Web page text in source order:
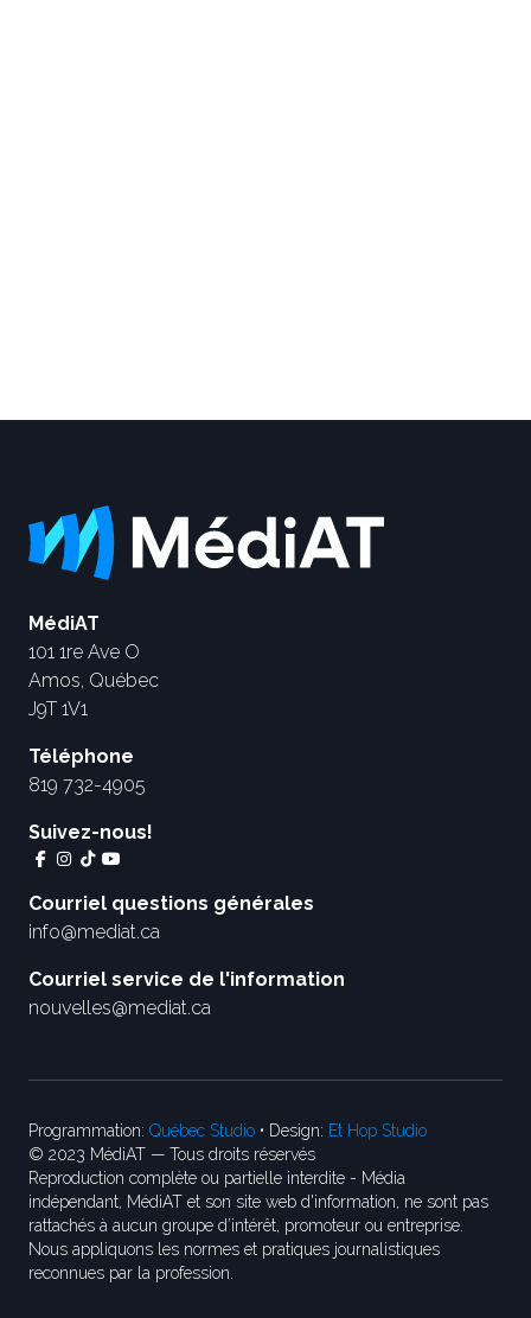
MédiAT
101 1re Ave O
Amos, Québec
J9T 1V1
Téléphone
819 732-4905
Suivez-nous!
Courriel questions générales
info@mediat.ca
Courriel service de l'information
nouvelles@mediat.ca
Programmation: Québec Studio • Design: Et Hop Studio
© 2023 MédiAT — Tous droits réservés
Reproduction complète ou partielle interdite - Média
indépendant, MédiAT et son site web d'information, ne sont pas
rattachés à aucun groupe d’intérêt, promoteur ou entreprise.
Nous appliquons les normes et pratiques journalistiques
reconnues par la profession.